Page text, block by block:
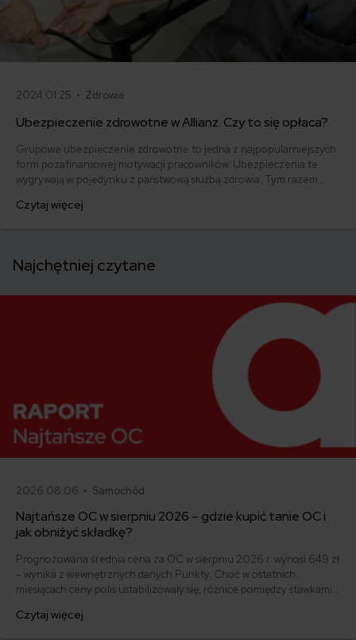
2024.01.25 • Zdrowie
Ubezpieczenie zdrowotne w Allianz. Czy to się opłaca?
Grupowe ubezpieczenie zdrowotne to jedna z najpopularniejszych
form pozafinansowej motywacji pracowników. Ubezpieczenia te
wygrywają w pojedynku z państwową służbą zdrowia. Tym razem
Polska S.A. (Allianz). Jakie korzyści niesie ono dla pracowników, kto
Czytaj więcej
Najchętniej czytane
2026.08.06 • Samochód
Najtańsze OC w sierpniu 2026 – gdzie kupić tanie OC i
jak obniżyć składkę?
Prognozowana średnia cena za OC w sierpniu 2026 r. wynosi 649 zł
– wynika z wewnętrznych danych Punkty. Choć w ostatnich
miesiącach ceny polis ustabilizowały się, różnice pomiędzy stawkami
500 zł, inni – powyżej 1500 zł. Gdzie znaleźć najtańsze OC w Polsce
Czytaj więcej